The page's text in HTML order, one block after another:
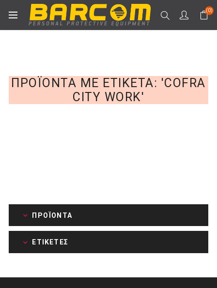
(0)
ΠΡΟΪΌΝΤΑ ΜΕ ΕΤΙΚΈΤΑ: 'COFRA
CITY WORK'
ΠΡΟΪΌΝΤΑ
ΕΤΙΚΈΤΕΣ